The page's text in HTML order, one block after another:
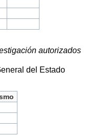
autorizados
del Estado